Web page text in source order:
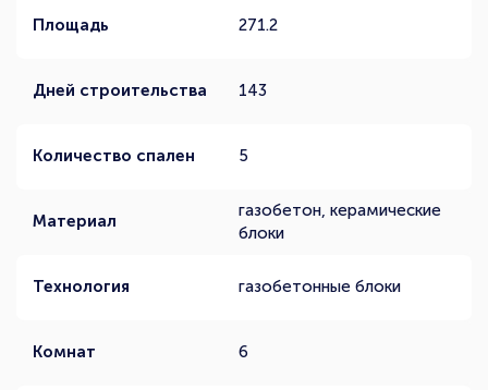
Площадь 271.2
Дней строительства 143
Количество спален 5
Материал
газобетон, керамические
блоки
Технология газобетонные блоки
Комнат 6